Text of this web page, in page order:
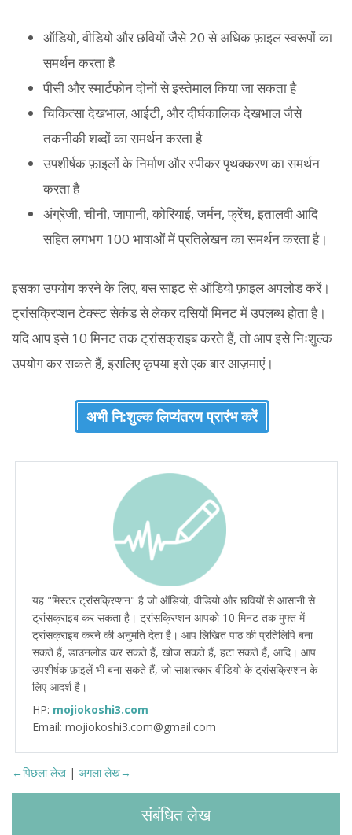
ऑडियो, वीडियो और छवियों जैसे 20 से अधिक फ़ाइल स्वरूपों का
समर्थन करता है
पीसी और स्मार्टफोन दोनों से इस्तेमाल किया जा सकता है
चिकित्सा देखभाल, आईटी, और दीर्घकालिक देखभाल जैसे
तकनीकी शब्दों का समर्थन करता है
उपशीर्षक फ़ाइलों के निर्माण और स्पीकर पृथक्करण का समर्थन
करता है
अंग्रेजी, चीनी, जापानी, कोरियाई, जर्मन, फ्रेंच, इतालवी आदि
सहित लगभग 100 भाषाओं में प्रतिलेखन का समर्थन करता है।
इसका उपयोग करने के लिए, बस साइट से ऑडियो फ़ाइल अपलोड करें।
ट्रांसक्रिप्शन टेक्स्ट सेकंड से लेकर दसियों मिनट में उपलब्ध होता है।
यदि आप इसे 10 मिनट तक ट्रांसक्राइब करते हैं, तो आप इसे निःशुल्क
उपयोग कर सकते हैं, इसलिए कृपया इसे एक बार आज़माएं।
अभी नि:शुल्क लिप्यंतरण प्रारंभ करें
यह "मिस्टर ट्रांसक्रिप्शन" है जो ऑडियो, वीडियो और छवियों से आसानी से
ट्रांसक्राइब कर सकता है। ट्रांसक्रिप्शन आपको 10 मिनट तक मुफ्त में
ट्रांसक्राइब करने की अनुमति देता है। आप लिखित पाठ की प्रतिलिपि बना
सकते हैं, डाउनलोड कर सकते हैं, खोज सकते हैं, हटा सकते हैं, आदि। आप
उपशीर्षक फ़ाइलें भी बना सकते हैं, जो साक्षात्कार वीडियो के ट्रांसक्रिप्शन के
लिए आदर्श है।
HP: mojiokoshi3.com
Email: mojiokoshi3.com@gmail.com
←पिछला लेख | अगला लेख→
संबंधित लेख